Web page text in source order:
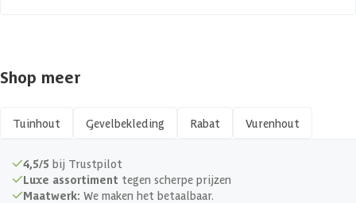
Hout type
Werkende breedte 11 cm
Profiel
Shop meer
Tuinhout Gevelbekleding Rabat Vurenhout
4,5/5 bij Trustpilot
Luxe assortiment tegen scherpe prijzen
Maatwerk: We maken het betaalbaar.